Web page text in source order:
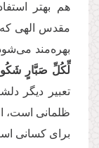
هم بهتر
مقدس الهی
بهره‌مند
لِّكُلِّ صَبَّارٍ
تعبیر دیگر
ظلمانی است،‌
برای كسانی